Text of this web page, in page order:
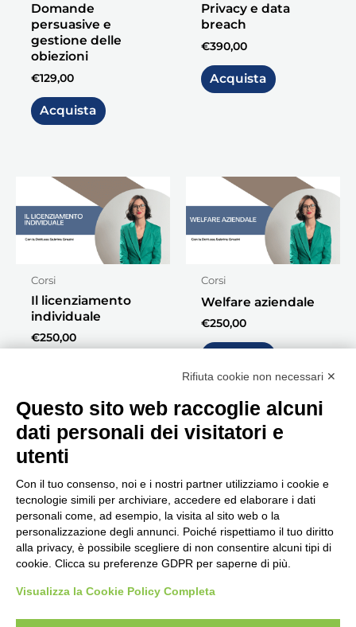
Domande
persuasive e
gestione delle
obiezioni
€129,00
Acquista
Privacy e data
breach
€390,00
Acquista
Corsi
Il licenziamento
individuale
€250,00
Corsi
Welfare aziendale
€250,00
Seguici, siamo in continuo
aggiornamento...
Rifiuta cookie non necessari ✕
Questo sito web raccoglie alcuni
dati personali dei visitatori e
utenti
Con il tuo consenso, noi e i nostri partner utilizziamo i cookie e
tecnologie simili per archiviare, accedere ed elaborare i dati
personali come, ad esempio, la visita al sito web o la
personalizzazione degli annunci. Poiché rispettiamo il tuo diritto
alla privacy, è possibile scegliere di non consentire alcuni tipi di
cookie. Clicca su preferenze GDPR per saperne di più.
Visualizza la Cookie Policy Completa